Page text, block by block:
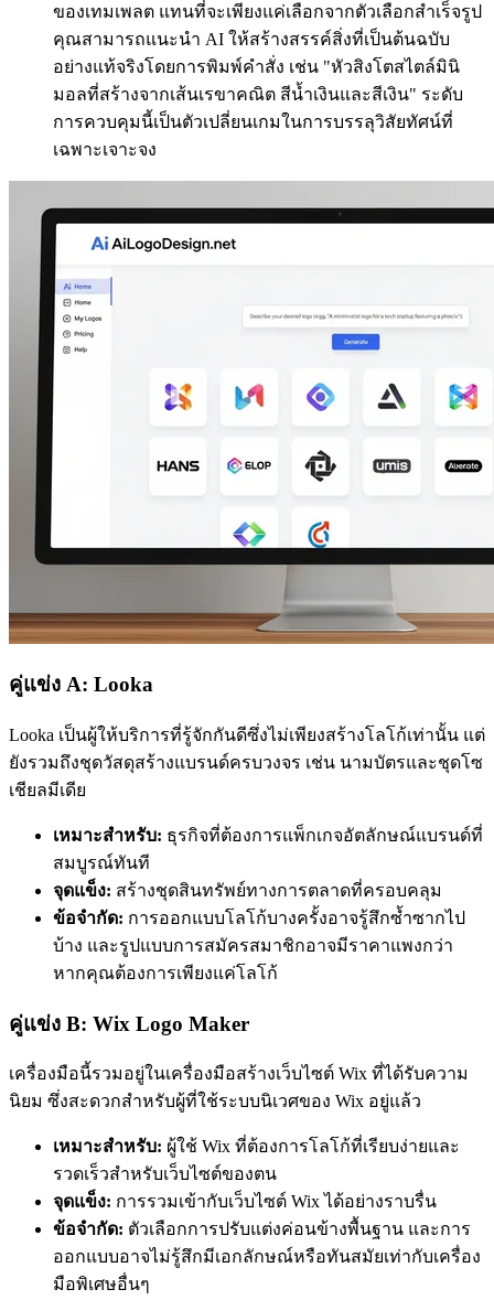
ของเทมเพลต แทนที่จะเพียงแค่เลือกจากตัวเลือกสำเร็จรูป
คุณสามารถแนะนำ AI ให้สร้างสรรค์สิ่งที่เป็นต้นฉบับ
อย่างแท้จริงโดยการพิมพ์คำสั่ง เช่น "หัวสิงโตสไตล์มินิ
มอลที่สร้างจากเส้นเรขาคณิต สีน้ำเงินและสีเงิน" ระดับ
การควบคุมนี้เป็นตัวเปลี่ยนเกมในการบรรลุวิสัยทัศน์ที่
เฉพาะเจาะจง
คู่แข่ง A: Looka
Looka เป็นผู้ให้บริการที่รู้จักกันดีซึ่งไม่เพียงสร้างโลโก้เท่านั้น แต่
ยังรวมถึงชุดวัสดุสร้างแบรนด์ครบวงจร เช่น นามบัตรและชุดโซ
เชียลมีเดีย
เหมาะสำหรับ: ธุรกิจที่ต้องการแพ็กเกจอัตลักษณ์แบรนด์ที่
สมบูรณ์ทันที
จุดแข็ง: สร้างชุดสินทรัพย์ทางการตลาดที่ครอบคลุม
ข้อจำกัด: การออกแบบโลโก้บางครั้งอาจรู้สึกซ้ำซากไป
บ้าง และรูปแบบการสมัครสมาชิกอาจมีราคาแพงกว่า
หากคุณต้องการเพียงแค่โลโก้
คู่แข่ง B: Wix Logo Maker
เครื่องมือนี้รวมอยู่ในเครื่องมือสร้างเว็บไซต์ Wix ที่ได้รับความ
นิยม ซึ่งสะดวกสำหรับผู้ที่ใช้ระบบนิเวศของ Wix อยู่แล้ว
เหมาะสำหรับ: ผู้ใช้ Wix ที่ต้องการโลโก้ที่เรียบง่ายและ
รวดเร็วสำหรับเว็บไซต์ของตน
จุดแข็ง: การรวมเข้ากับเว็บไซต์ Wix ได้อย่างราบรื่น
ข้อจำกัด: ตัวเลือกการปรับแต่งค่อนข้างพื้นฐาน และการ
ออกแบบอาจไม่รู้สึกมีเอกลักษณ์หรือทันสมัยเท่ากับเครื่อง
มือพิเศษอื่นๆ